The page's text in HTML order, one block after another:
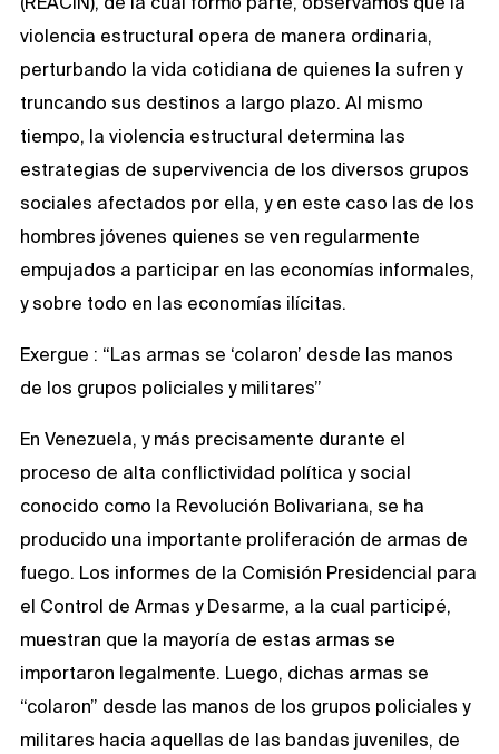
violencia estructural opera de manera ordinaria,
perturbando la vida cotidiana de quienes la sufren y
truncando sus destinos a largo plazo. Al mismo
tiempo, la violencia estructural determina las
estrategias de supervivencia de los diversos grupos
sociales afectados por ella, y en este caso las de los
hombres jóvenes quienes se ven regularmente
empujados a participar en las economías informales,
y sobre todo en las economías ilícitas.
Exergue : “Las armas se ‘colaron’ desde las manos
de los grupos policiales y militares”
En Venezuela, y más precisamente durante el
proceso de alta conflictividad política y social
conocido como la Revolución Bolivariana, se ha
producido una importante proliferación de armas de
fuego. Los informes de la Comisión Presidencial para
el Control de Armas y Desarme, a la cual participé,
muestran que la mayoría de estas armas se
importaron legalmente. Luego, dichas armas se
“colaron” desde las manos de los grupos policiales y
militares hacia aquellas de las bandas juveniles, de